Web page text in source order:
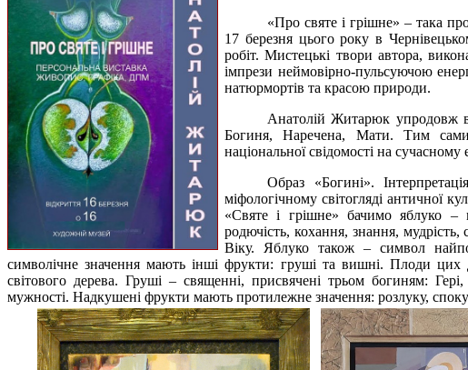
«Про святе і грішне» – така
17 березня цього року в
робіт. Мистецькі твори автора,
імпрези неймовірно-пульсуючою
натюрмортів та красою природи.
Анатолій Житарюк упродовж
Богиня, Наречена, Мати. Тим
національної свідомості на сучасному
Образ «Богині».
міфологічному світогляді античної
«Святе і грішне» бачимо яблуко –
родючість, кохання, знання,
Віку. Яблуко також – символ
символічне значення мають інші фрукти: груші та вишні. Плоди цих
світового дерева. Груші – священні, присвячені трьом богиням:
мужності. Надкушені фрукти мають протилежне значення: розлуку,